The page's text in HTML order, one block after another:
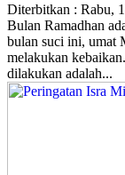
Diterbitkan : Rabu,
Bulan Ramadhan
bulan suci ini, umat
melakukan
dilakukan adalah...